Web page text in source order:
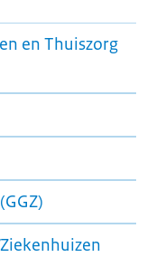
en Thuiszorg